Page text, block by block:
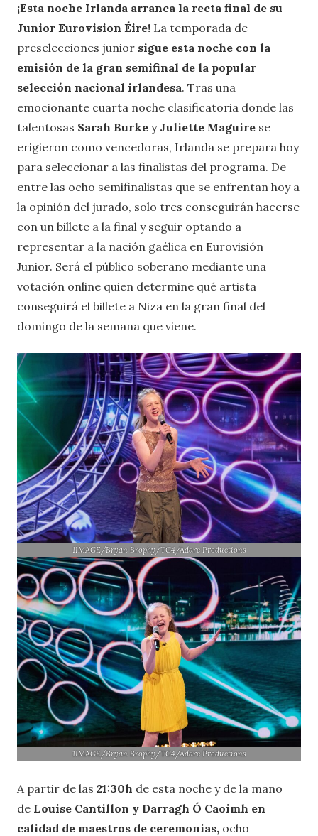
¡Esta noche Irlanda arranca la recta final de su
Junior Eurovision Éire! La temporada de
preselecciones junior sigue esta noche con la
emisión de la gran semifinal de la popular
selección nacional irlandesa. Tras una
emocionante cuarta noche clasificatoria donde las
talentosas Sarah Burke y Juliette Maguire se
erigieron como vencedoras, Irlanda se prepara hoy
para seleccionar a las finalistas del programa. De
entre las ocho semifinalistas que se enfrentan hoy a
la opinión del jurado, solo tres conseguirán hacerse
con un billete a la final y seguir optando a
representar a la nación gaélica en Eurovisión
Junior. Será el público soberano mediante una
votación online quien determine qué artista
conseguirá el billete a Niza en la gran final del
domingo de la semana que viene.
1IMAGE/Bryan Brophy/TG4/Adare Productions
1IMAGE/Bryan Brophy/TG4/Adare Productions
A partir de las 21:30h de esta noche y de la mano
de Louise Cantillon y Darragh Ó Caoimh en
calidad de maestros de ceremonias, ocho